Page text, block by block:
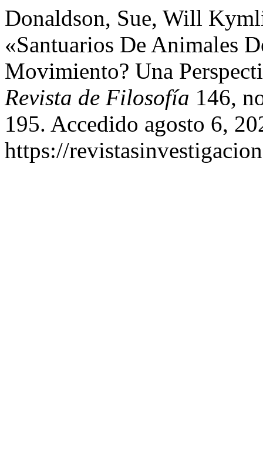
Donaldson, Sue, Will
«Santuarios De Animales
Movimiento? Una
Revista de Filosofía 146,
195. Accedido agosto 6,
https://